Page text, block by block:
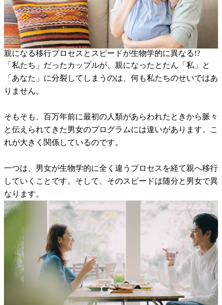
親になる移行プロセスとスピードが生物学的に異なる!?
「私たち」だったカップルが、親になったとたん「私」と
「あなた」に分裂してしまうのは、何も私たちのせいではあ
りません。
そもそも、百万年前に最初の人類があらわれたときから脈々
と伝えられてきた男女のプログラムには違いがあります。こ
れが大きく関係しているのです。
一つは、男女が生物学的に全く違うプロセスを経て親へ移行
していくことです。そして、そのスピードは随分と男女で異
なります。